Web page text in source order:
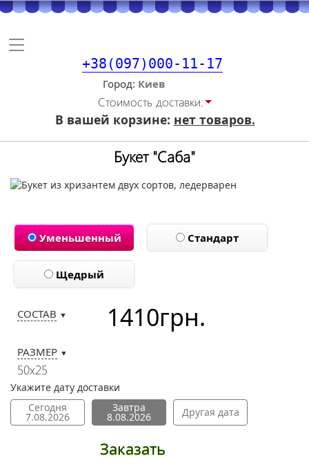
Toggle
+38(097)000-11-17
Город
Стоимость доставки:
В вашей корзине: нет товаров.
Букет "Саба"
Уменьшенный Стандарт
Щедрый
СОСТАВ ▼
РАЗМЕР ▼
50х25
1410грн.
Укажите дату доставки
Сегодня
7.08.2026
Завтра
8.08.2026 Другая дата
Заказать